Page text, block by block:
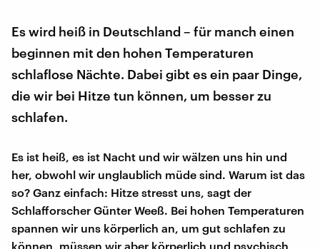
Es wird heiß in Deutschland – für manch einen
beginnen mit den hohen Temperaturen
schlaflose Nächte. Dabei gibt es ein paar Dinge,
die wir bei Hitze tun können, um besser zu
schlafen.
Es ist heiß, es ist Nacht und wir wälzen uns hin und
her, obwohl wir unglaublich müde sind. Warum ist das
so? Ganz einfach: Hitze stresst uns, sagt der
Schlafforscher Günter Weeß. Bei hohen Temperaturen
spannen wir uns körperlich an, um gut schlafen zu
können, müssen wir aber körperlich und psychisch